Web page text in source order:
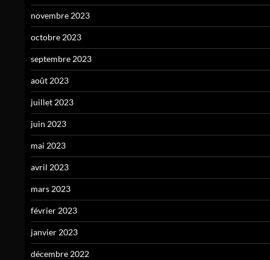
novembre 2023
octobre 2023
septembre 2023
août 2023
juillet 2023
juin 2023
mai 2023
avril 2023
mars 2023
février 2023
janvier 2023
décembre 2022